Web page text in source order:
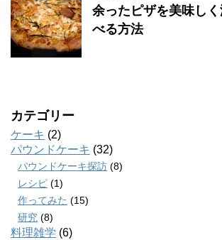
余ったピザを美味し
べる方法
カテゴリー
ケーキ (2)
パウンドケーキ (32)
パウンドケーキ探訪 (8)
レシピ (1)
作ってみた (15)
研究 (8)
料理雑学 (6)